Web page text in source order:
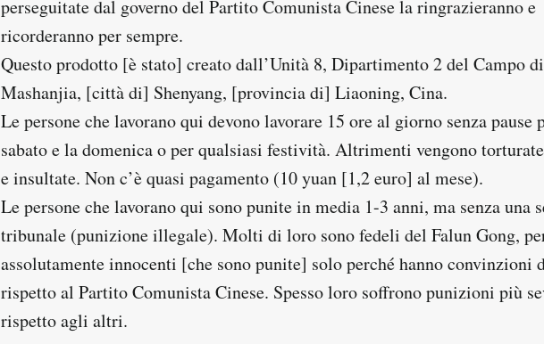
perseguitate dal governo del Partito Comunista Cinese la ringrazieranno e
ricorderanno per sempre.
Questo prodotto [è stato] creato dall’Unità 8, Dipartimento 2 del Campo
Mashanjia, [città di] Shenyang, [provincia di] Liaoning, Cina.
Le persone che lavorano qui devono lavorare 15 ore al giorno senza pause
sabato e la domenica o per qualsiasi festività. Altrimenti vengono
e insultate. Non c’è quasi pagamento (10 yuan [1,2 euro] al mese).
Le persone che lavorano qui sono punite in media 1-3 anni, ma senza una
tribunale (punizione illegale). Molti di loro sono fedeli del Falun Gong,
assolutamente innocenti [che sono punite] solo perché hanno convinzioni
rispetto al Partito Comunista Cinese. Spesso loro soffrono punizioni più
rispetto agli altri.